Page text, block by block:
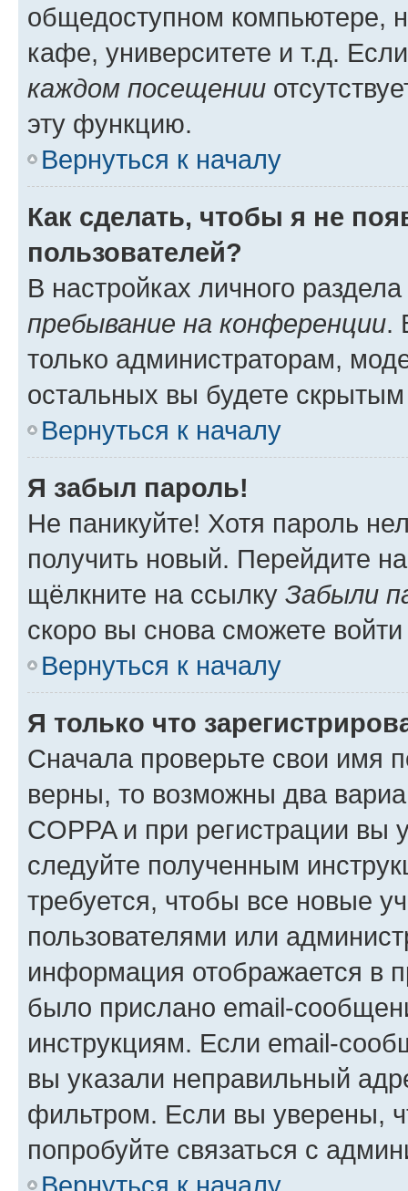
общедоступном компьютере,
кафе, университете и т.д.
каждом посещении
эту функцию.
Вернуться к началу
Как сделать, чтобы я не
пользователей?
В настройках личного
пребывание на конференции.
только администраторам,
остальных вы будете
Вернуться к началу
Я забыл пароль!
Не паникуйте! Хотя пароль
получить новый. Перейдите
щёлкните на ссылку Забыли
скоро вы снова сможете
Вернуться к началу
Я только что
Сначала проверьте свои имя
верны, то возможны два
COPPA и при регистрации вы
следуйте полученным
требуется, чтобы все новые
пользователями или
информация отображается в
было прислано email-
инструкциям. Если email-
вы указали неправильный
фильтром. Если вы уверены,
попробуйте связаться с
Вернуться к началу